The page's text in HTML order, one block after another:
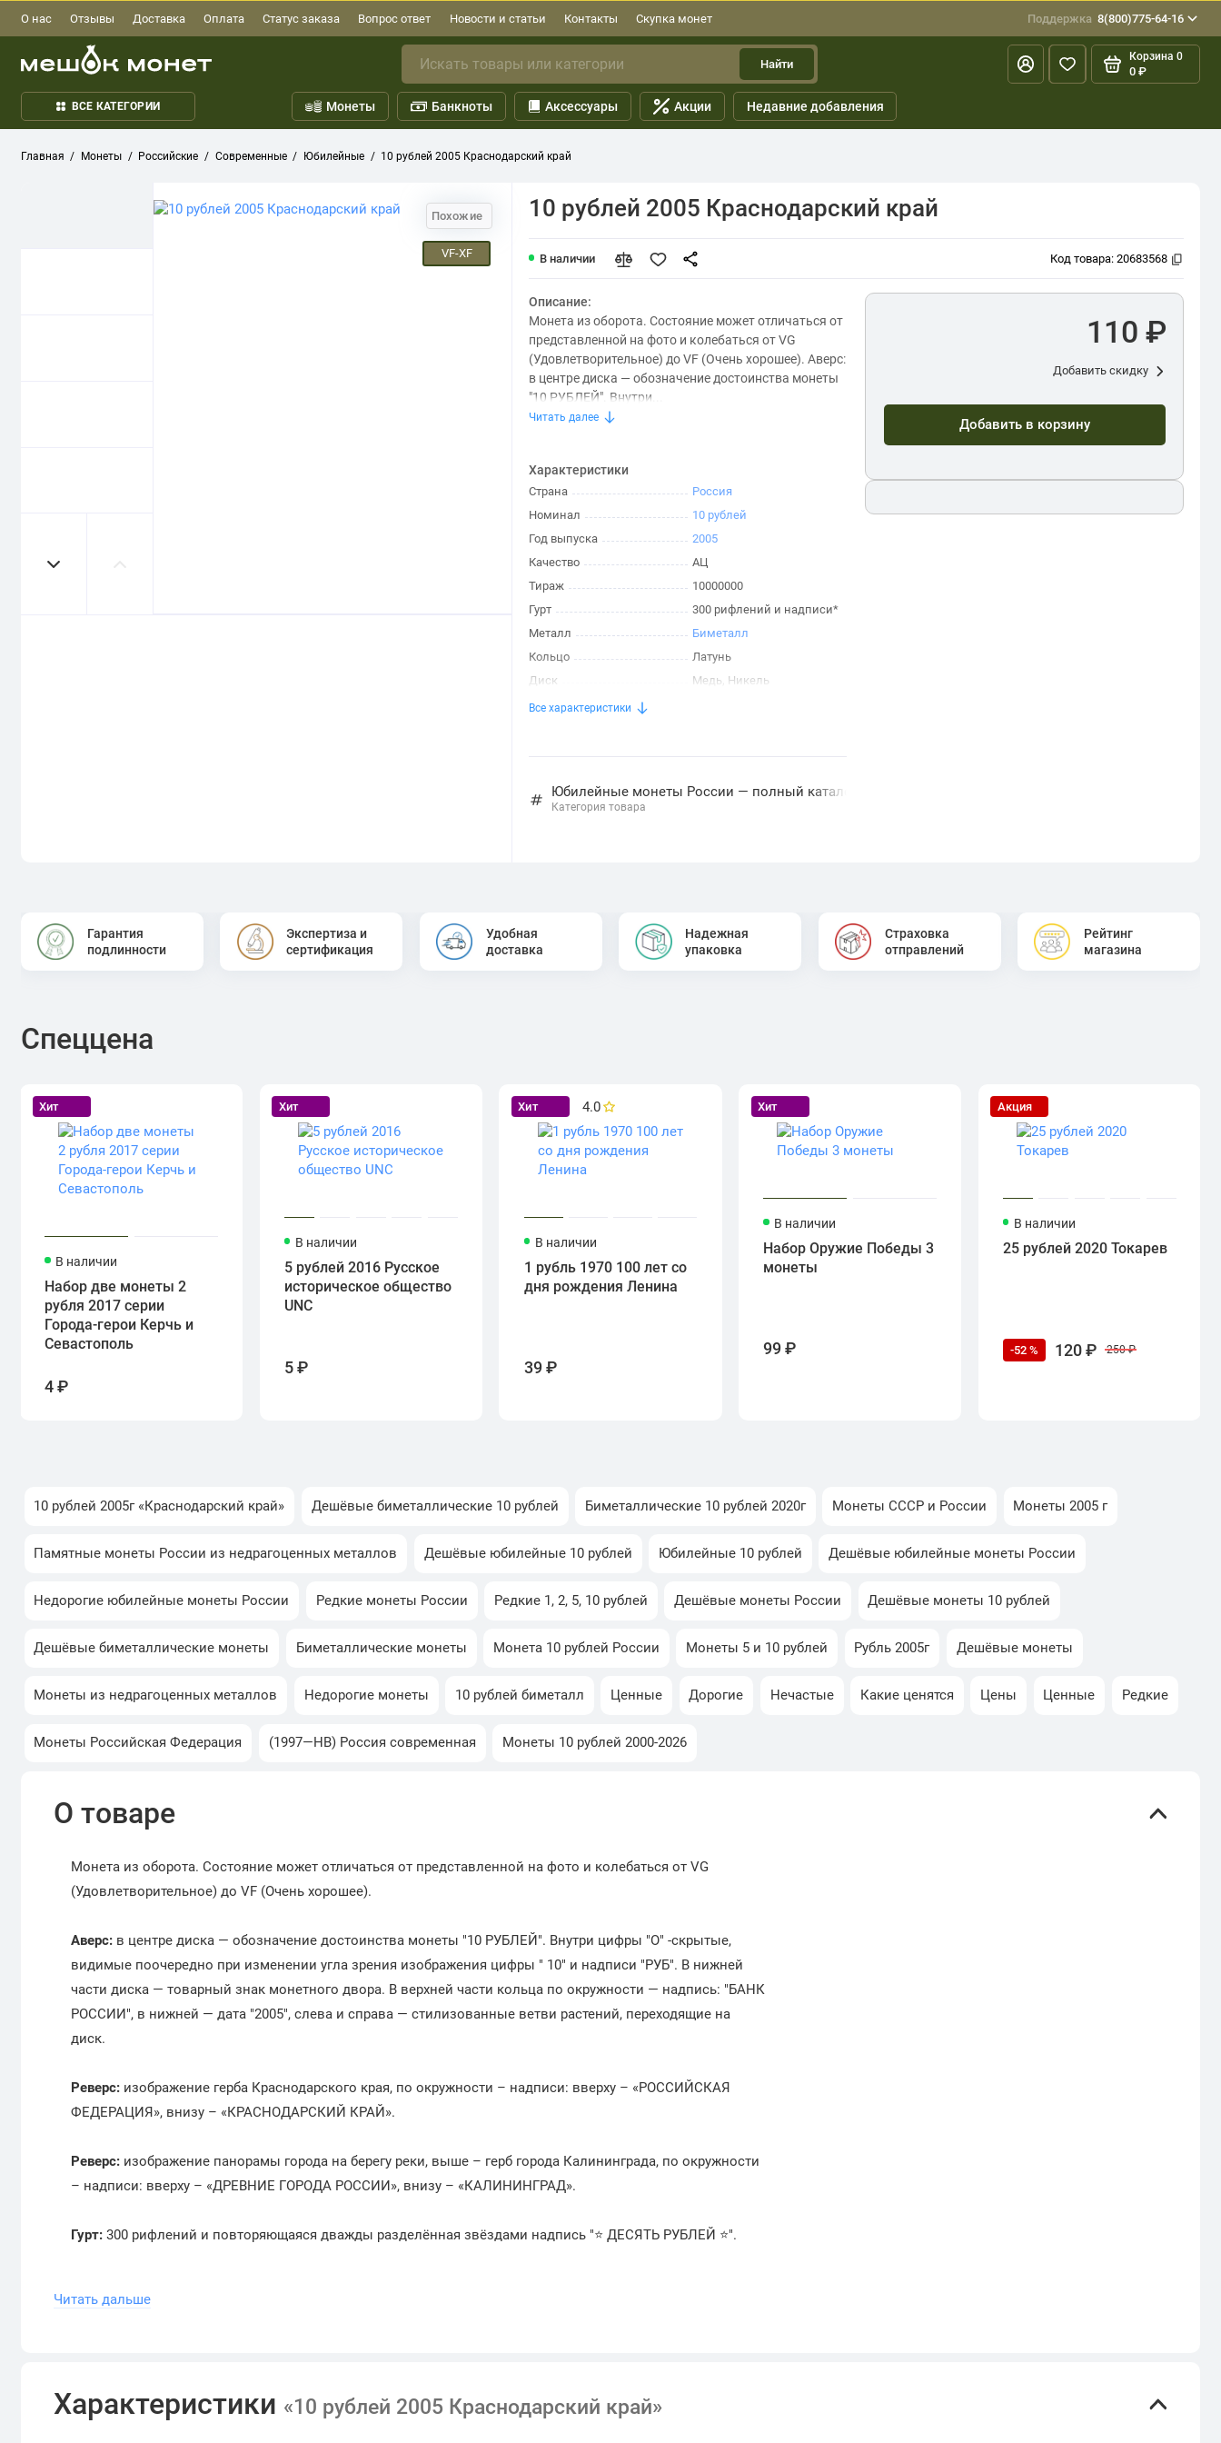
О нас Отзывы Доставка Оплата Статус заказа Вопрос ответ Новости и статьи Контакты Скупка монет Поддержка 8(800)775-64-16
Найти
Корзина 0
0 ₽
ВСЕ КАТЕГОРИИ Монеты Банкноты Аксессуары Акции Недавние добавления
Главная Монеты Российские Современные Юбилейные 10 рублей 2005 Краснодарский край
Похожие
VF-XF
10 рублей 2005 Краснодарский край
В наличии Код товара: 20683568
Описание:
Монета из оборота. Состояние может отличаться от
представленной на фото и колебаться от VG
(Удовлетворительное) до VF (Очень хорошее). Аверс:
в центре диска — обозначение достоинства монеты
"10 РУБЛЕЙ". Внутри...
Читать далее
Характеристики
Страна
Россия
Номинал
10 рублей
Год выпуска
2005
Качество
АЦ
Тираж
10000000
Гурт
300 рифлений и надписи*
Металл
Биметалл
Кольцо
Латунь
Диск
Медь, Никель
Все характеристики
Юбилейные монеты России — полный каталог с 1997 года: все серии и выпуски
Категория товара
110 ₽
Добавить скидку
Добавить в корзину
Гарантия
подлинности
Экспертиза и
сертификация
Удобная
доставка
Надежная
упаковка
Страховка
отправлений
Рейтинг
магазина
Спеццена
Хит
В наличии
Набор две монеты 2
рубля 2017 серии
Города-герои Керчь и
Севастополь
4 ₽
Хит
В наличии
5 рублей 2016 Русское
историческое общество
UNC
5 ₽
Хит 4.0
В наличии
1 рубль 1970 100 лет со
дня рождения Ленина
39 ₽
Хит
В наличии
Набор Оружие Победы 3
монеты
99 ₽
Акция
В наличии
25 рублей 2020 Токарев
-52 % 120 ₽ 250 ₽
10 рублей 2005г «Краснодарский край» Дешёвые биметаллические 10 рублей Биметаллические 10 рублей 2020г Монеты СССР и России Монеты 2005 г
Памятные монеты России из недрагоценных металлов Дешёвые юбилейные 10 рублей Юбилейные 10 рублей Дешёвые юбилейные монеты России
Недорогие юбилейные монеты России Редкие монеты России Редкие 1, 2, 5, 10 рублей Дешёвые монеты России Дешёвые монеты 10 рублей
Дешёвые биметаллические монеты Биметаллические монеты Монета 10 рублей России Монеты 5 и 10 рублей Рубль 2005г Дешёвые монеты
Монеты из недрагоценных металлов Недорогие монеты 10 рублей биметалл Ценные Дорогие Нечастые Какие ценятся Цены Ценные Редкие
Монеты Российская Федерация (1997—НВ) Россия современная Монеты 10 рублей 2000-2026
О товаре
Монета из оборота. Состояние может отличаться от представленной на фото и колебаться от VG
(Удовлетворительное) до VF (Очень хорошее).
Аверс: в центре диска — обозначение достоинства монеты "10 РУБЛЕЙ". Внутри цифры "О" -скрытые,
видимые поочередно при изменении угла зрения изображения цифры " 10" и надписи "РУБ". В нижней
части диска — товарный знак монетного двора. В верхней части кольца по окружности — надпись: "БАНК
РОССИИ", в нижней — дата "2005", слева и справа — стилизованные ветви растений, переходящие на
диск.
Реверс: изображение герба Краснодарского края, по окружности – надписи: вверху – «РОССИЙСКАЯ
ФЕДЕРАЦИЯ», внизу – «КРАСНОДАРСКИЙ КРАЙ».
Реверс: изображение панорамы города на берегу реки, выше – герб города Калининграда, по окружности
– надписи: вверху – «ДРЕВНИЕ ГОРОДА РОССИИ», внизу – «КАЛИНИНГРАД».
Гурт: 300 рифлений и повторяющаяся дважды разделённая звёздами надпись "⭐ ДЕСЯТЬ РУБЛЕЙ ⭐".
Читать дальше
Характеристики «10 рублей 2005 Краснодарский край»